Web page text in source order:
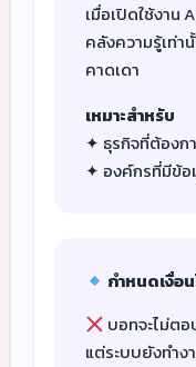
เมื่อเปิดใช้งาน
คลังความรู้เท่า
คาดเดา
เหมาะสำหรับ
✦ ธุรกิจที่ต้องก
✦ องค์กรที่มีข้อ
กำหนดเงื่อ
บอทจะไม่ต
แต่ระบบยังทำ